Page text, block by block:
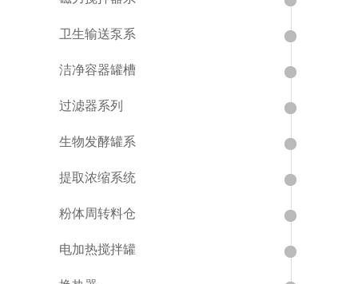
卫生输送泵系
洁净容器罐槽
过滤器系列
生物发酵罐系
提取浓缩系统
粉体周转料仓
电加热搅拌罐